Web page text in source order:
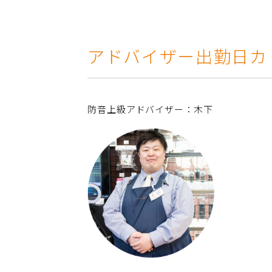
アドバイザー出勤日
防音上級アドバイザー：木下